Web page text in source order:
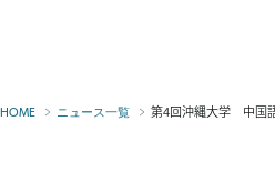
HOME ニュース一覧 第4回沖縄大学 中国